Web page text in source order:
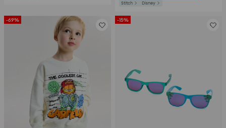
Stitch
Disney
-69% -15%